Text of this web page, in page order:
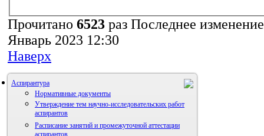
Прочитано 6523 раз Последнее
Январь 2023 12:30
Наверх
Аспирантура
Нормативные документы
Утверждение тем научно-исследовательских работ
аспирантов
Расписание занятий и промежуточной аттестации